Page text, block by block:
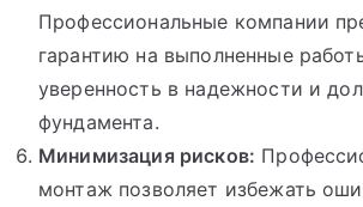
Профессиональные компании
гарантию на выполненные
уверенность в надежности и
фундамента.
Минимизация рисков:
монтаж позволяет избежать